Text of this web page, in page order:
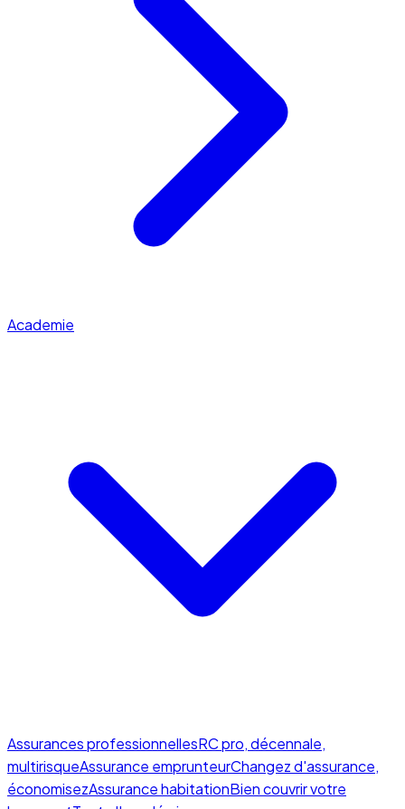
Academie
Assurances professionnellesRC pro, décennale,
multirisqueAssurance emprunteurChangez d'assurance,
économisezAssurance habitationBien couvrir votre